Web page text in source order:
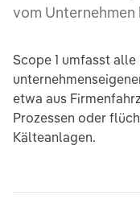
vom
Scope 1 umfasst
etwa aus
Prozessen oder
Kälteanlagen.